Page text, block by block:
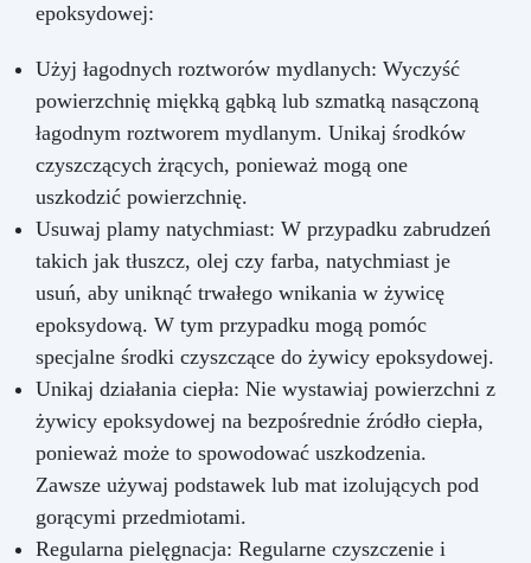
epoksydowej:
Użyj łagodnych roztworów mydlanych: Wyczyść
powierzchnię miękką gąbką lub szmatką nasączoną
łagodnym roztworem mydlanym. Unikaj środków
czyszczących żrących, ponieważ mogą one
uszkodzić powierzchnię.
Usuwaj plamy natychmiast: W przypadku zabrudzeń
takich jak tłuszcz, olej czy farba, natychmiast je
usuń, aby uniknąć trwałego wnikania w żywicę
epoksydową. W tym przypadku mogą pomóc
specjalne środki czyszczące do żywicy epoksydowej.
Unikaj działania ciepła: Nie wystawiaj powierzchni z
żywicy epoksydowej na bezpośrednie źródło ciepła,
ponieważ może to spowodować uszkodzenia.
Zawsze używaj podstawek lub mat izolujących pod
gorącymi przedmiotami.
Regularna pielęgnacja: Regularne czyszczenie i